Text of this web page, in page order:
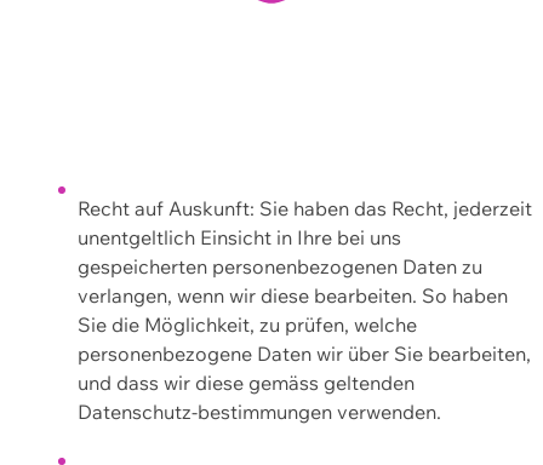
Recht auf Auskunft: Sie haben das Recht, jederzeit
unentgeltlich Einsicht in Ihre bei uns
gespeicherten personenbezogenen Daten zu
verlangen, wenn wir diese bearbeiten. So haben
Sie die Möglichkeit, zu prüfen, welche
personenbezogene Daten wir über Sie bearbeiten,
und dass wir diese gemäss geltenden
Datenschutz-bestimmungen verwenden.